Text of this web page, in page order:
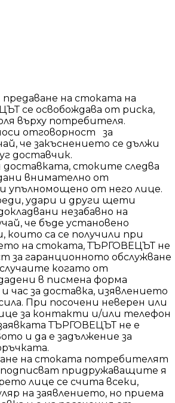
предаване на стоката на
се освобождава от риска,
върху потребителя.
отговорност за
че закъснението се дължи
доставчик.
доставката, стоките следва
внимателно от
упълномощено от него лице.
удари и други щети
незабавно на
че бъде установено
които са се получили при
на стоката, ТЪРГОВЕЦЪТ не
за гаранционното обслужване
когато от
в писмена форма
час за доставка, изявлението
При посочени неверен или
за контакти и/или телефон
ТЪРГОВЕЦЪТ не е
и да е задължение за
на стоката потребителят
придружаващите я
лице се счита всеки,
на заявлението, но приема